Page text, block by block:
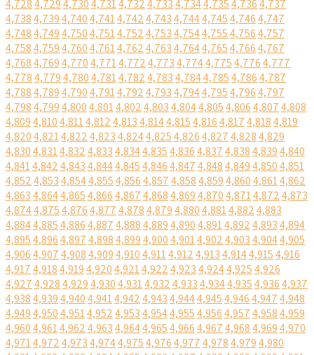
4,7284,7294,7304,7314,7324,7334,7344,7354,7364,737
4,7384,7394,7404,7414,7424,7434,7444,7454,7464,747
4,7484,7494,7504,7514,7524,7534,7544,7554,7564,757
4,7584,7594,7604,7614,7624,7634,7644,7654,7664,767
4,7684,7694,7704,7714,7724,7734,7744,7754,7764,777
4,7784,7794,7804,7814,7824,7834,7844,7854,7864,787
4,7884,7894,7904,7914,7924,7934,7944,7954,7964,797
4,7984,7994,8004,8014,8024,8034,8044,8054,8064,8074,808
4,8094,8104,8114,8124,8134,8144,8154,8164,8174,8184,819
4,8204,8214,8224,8234,8244,8254,8264,8274,8284,829
4,8304,8314,8324,8334,8344,8354,8364,8374,8384,8394,840
4,8414,8424,8434,8444,8454,8464,8474,8484,8494,8504,851
4,8524,8534,8544,8554,8564,8574,8584,8594,8604,8614,862
4,8634,8644,8654,8664,8674,8684,8694,8704,8714,8724,873
4,8744,8754,8764,8774,8784,8794,8804,8814,8824,883
4,8844,8854,8864,8874,8884,8894,8904,8914,8924,8934,894
4,8954,8964,8974,8984,8994,9004,9014,9024,9034,9044,905
4,9064,9074,9084,9094,9104,9114,9124,9134,9144,9154,916
4,9174,9184,9194,9204,9214,9224,9234,9244,9254,926
4,9274,9284,9294,9304,9314,9324,9334,9344,9354,9364,937
4,9384,9394,9404,9414,9424,9434,9444,9454,9464,9474,948
4,9494,9504,9514,9524,9534,9544,9554,9564,9574,9584,959
4,9604,9614,9624,9634,9644,9654,9664,9674,9684,9694,970
4,9714,9724,9734,9744,9754,9764,9774,9784,9794,980